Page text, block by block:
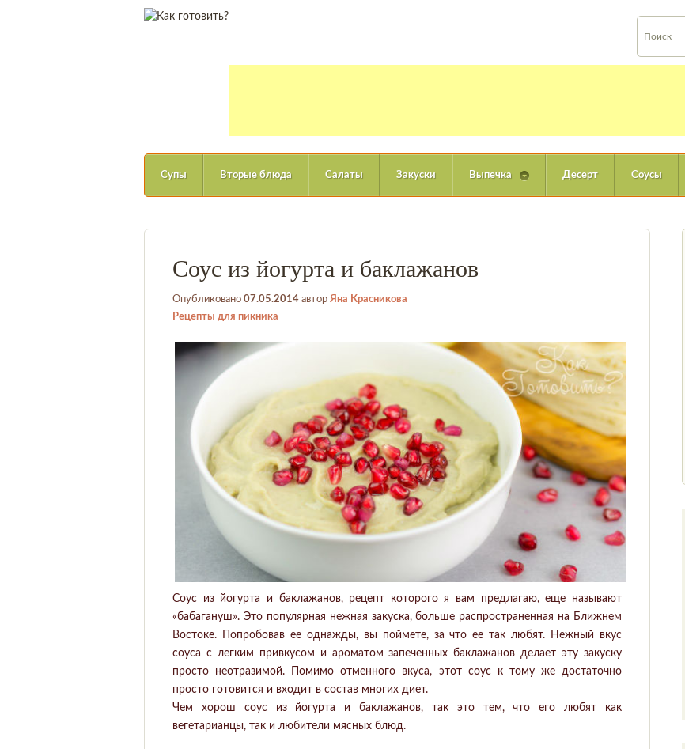
Супы Вторые блюда Салаты Закуски Выпечка Десерт Соусы
Соус из йогурта и баклажанов
Опубликовано 07.05.2014 автор Яна Красникова
Рецепты для пикника
Соус из йогурта и баклажанов, рецепт которого я вам предлагаю, еще называют
«бабагануш». Это популярная нежная закуска, больше распространенная на Ближнем
Востоке. Попробовав ее однажды, вы поймете, за что ее так любят. Нежный вкус
соуса с легким привкусом и ароматом запеченных баклажанов делает эту закуску
просто неотразимой. Помимо отменного вкуса, этот соус к тому же достаточно
просто готовится и входит в состав многих диет.
Чем хорош соус из йогурта и баклажанов, так это тем, что его любят как
вегетарианцы, так и любители мясных блюд.